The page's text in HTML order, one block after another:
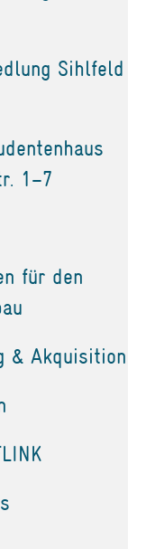
Sihlfeld
1–7
für den
& Akquisition